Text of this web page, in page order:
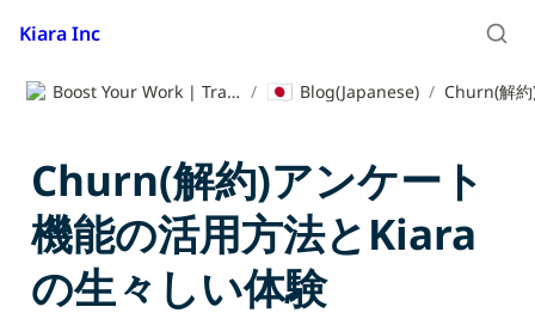
Kiara Inc
Boost Your Work | Translation App | Kiara Inc. / 🇯🇵 Blog(Japanese) /
Churn(解約)アンケート
機能の活用方法とKiara
の生々しい体験